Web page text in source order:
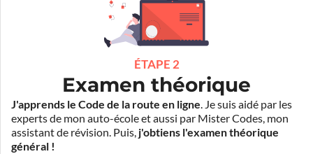
ÉTAPE 2
Examen théorique
J'apprends le Code de la route en ligne. Je suis aidé par les
experts de mon auto-école et aussi par Mister Codes, mon
assistant de révision. Puis, j'obtiens l'examen théorique
général !